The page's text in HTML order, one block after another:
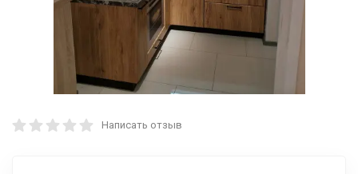
Написать отзыв